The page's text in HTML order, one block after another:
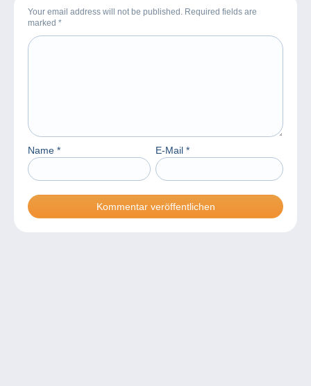
Your email address will not be published. Required fields are
marked *
Name * E-Mail *